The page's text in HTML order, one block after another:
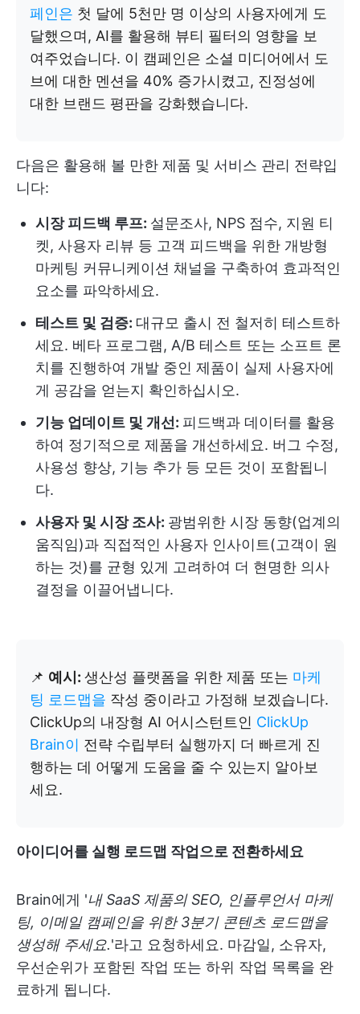
페인은 첫 달에 5천만 명 이상의 사용자에게 도
달했으며, AI를 활용해 뷰티 필터의 영향을 보
여주었습니다. 이 캠페인은 소셜 미디어에서 도
브에 대한 멘션을 40% 증가시켰고, 진정성에
대한 브랜드 평판을 강화했습니다.
다음은 활용해 볼 만한 제품 및 서비스 관리 전략입
니다:
시장 피드백 루프: 설문조사, NPS 점수, 지원 티
켓, 사용자 리뷰 등 고객 피드백을 위한 개방형
마케팅 커뮤니케이션 채널을 구축하여 효과적인
요소를 파악하세요.
테스트 및 검증: 대규모 출시 전 철저히 테스트하
세요. 베타 프로그램, A/B 테스트 또는 소프트 론
치를 진행하여 개발 중인 제품이 실제 사용자에
게 공감을 얻는지 확인하십시오.
기능 업데이트 및 개선: 피드백과 데이터를 활용
하여 정기적으로 제품을 개선하세요. 버그 수정,
사용성 향상, 기능 추가 등 모든 것이 포함됩니
다.
사용자 및 시장 조사: 광범위한 시장 동향(업계의
움직임)과 직접적인 사용자 인사이트(고객이 원
하는 것)를 균형 있게 고려하여 더 현명한 의사
결정을 이끌어냅니다.
📌 예시: 생산성 플랫폼을 위한 제품 또는 마케
팅 로드맵을 작성 중이라고 가정해 보겠습니다.
ClickUp의 내장형 AI 어시스턴트인 ClickUp
Brain이 전략 수립부터 실행까지 더 빠르게 진
행하는 데 어떻게 도움을 줄 수 있는지 알아보
세요.
아이디어를 실행 로드맵 작업으로 전환하세요
Brain에게 '내 SaaS 제품의 SEO, 인플루언서 마케
팅, 이메일 캠페인을 위한 3분기 콘텐츠 로드맵을
생성해 주세요.'라고 요청하세요. 마감일, 소유자,
우선순위가 포함된 작업 또는 하위 작업 목록을 완
료하게 됩니다.